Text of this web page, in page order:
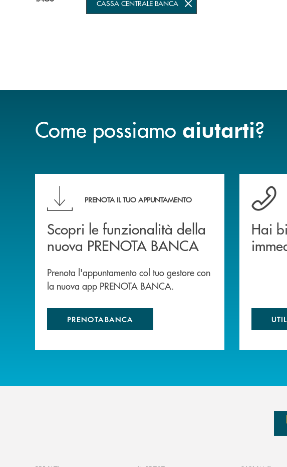
CASSA CENTRALE BANCA
Come possiamo aiutarti?
PRENOTA IL TUO APPUNTAMENTO
Scopri le funzionalità della
nuova PRENOTA BANCA
Prenota l'appuntamento col tuo gestore con
la nuova app PRENOTA BANCA.
PRENOTABANCA
Hai
Hai